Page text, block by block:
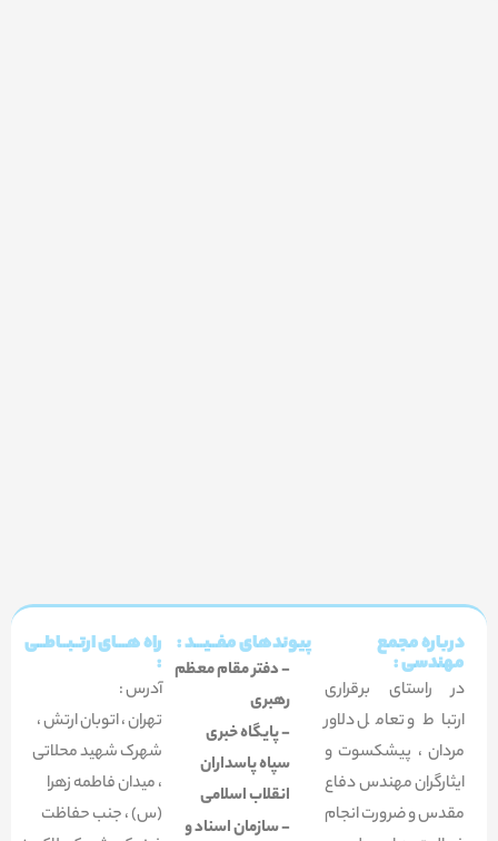
درباره مجمع
مهندسی :
در راستای برقراری
ارتباط و تعامل دلاور
مردان ، پیشکسوت و
ایثارگران مهندس دفاع
مقدس و ضرورت انجام
پیوندهای مفــیـــد :
- دفتر مقام معظم
رهبری
- پایگاه خبری
سپاه پاسداران
انقلاب اسلامی
- سازمان اسناد و
راه هـــای ارتــبــاطــی
:
آدرس :
تهران ، اتوبان ارتش ،
شهرک شهید محلاتی
،میدان فاطمه زهرا
(س) ، جنب حفاظت